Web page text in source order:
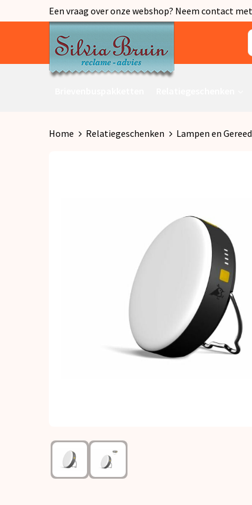
Een vraag over onze webshop? Neem contact
Home Relatiegeschenken Lampen en